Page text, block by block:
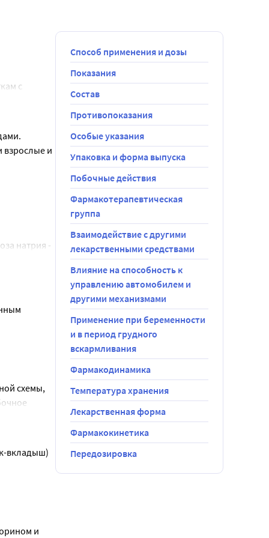
с
мало, что
тест
взрослые и
натрия -
схемы,
развития
вкладыш)
и
Способ применения и дозы
Показания
Состав
Противопоказания
Особые указания
Упаковка и форма выпуска
Побочные действия
Фармакотерапевтическая
группа
Взаимодействие с другими
лекарственными средствами
Влияние на способность к
управлению автомобилем и
другими механизмами
Применение при беременности
и в период грудного
вскармливания
Фармакодинамика
Температура хранения
Лекарственная форма
Фармакокинетика
Передозировка